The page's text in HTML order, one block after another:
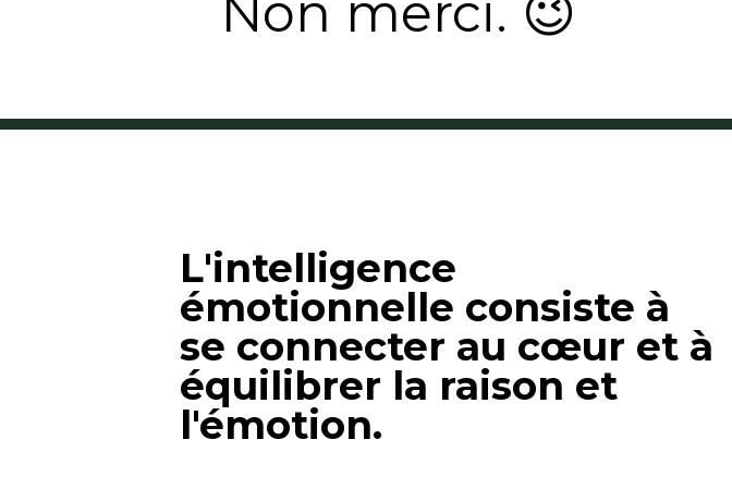
L'intelligence
émotionnelle consiste à
se connecter au cœur et à
équilibrer la raison et
l'émotion.